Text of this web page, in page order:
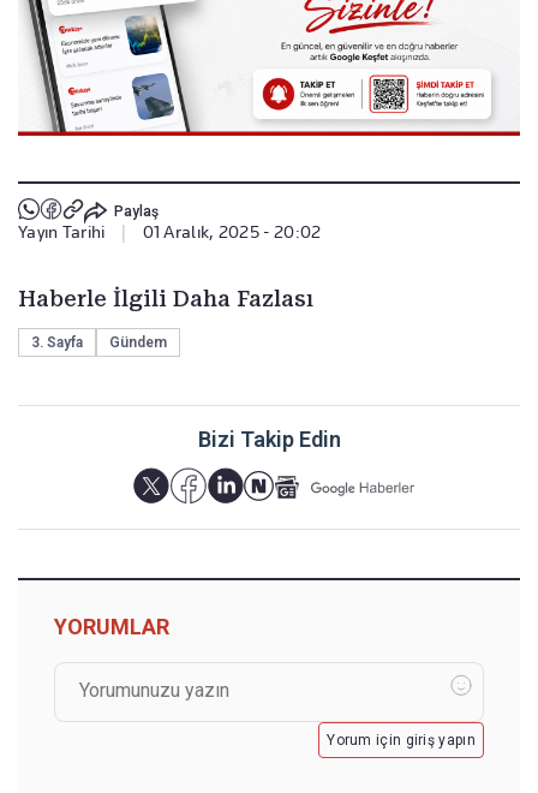
Paylaş
Yayın Tarihi 01 Aralık, 2025 - 20:02
Haberle İlgili Daha Fazlası
3. Sayfa Gündem
Bizi Takip Edin
YORUMLAR
Yorum için giriş yapın